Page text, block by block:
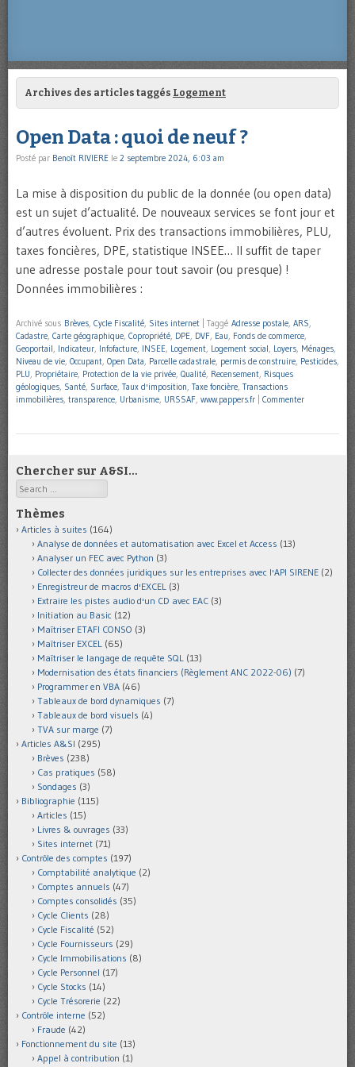
Archives des articles taggés Logement
Open Data : quoi de neuf ?
Posté par Benoît RIVIERE le 2 septembre 2024, 6:03 am
La mise à disposition du public de la donnée (ou open data)
est un sujet d’actualité. De nouveaux services se font jour et
d’autres évoluent. Prix des transactions immobilières, PLU,
taxes foncières, DPE, statistique INSEE… Il suffit de taper
une adresse postale pour tout savoir (ou presque) !
Données immobilières :
Archivé sous Brèves, Cycle Fiscalité, Sites internet Taggé Adresse postale, ARS,
Cadastre, Carte géographique, Copropriété, DPE, DVF, Eau, Fonds de commerce,
Geoportail, Indicateur, Infofacture, INSEE, Logement, Logement social, Loyers, Ménages,
Niveau de vie, Occupant, Open Data, Parcelle cadastrale, permis de construire, Pesticides,
PLU, Propriétaire, Protection de la vie privée, Qualité, Recensement, Risques
géologiques, Santé, Surface, Taux d'imposition, Taxe foncière, Transactions
immobilières, transparence, Urbanisme, URSSAF, www.pappers.fr Commenter
Chercher sur A&SI…
Search
Thèmes
Articles à suites (164)
Analyse de données et automatisation avec Excel et Access (13)
Analyser un FEC avec Python (3)
Collecter des données juridiques sur les entreprises avec l'API SIRENE (2)
Enregistreur de macros d'EXCEL (3)
Extraire les pistes audio d'un CD avec EAC (3)
Initiation au Basic (12)
Maîtriser ETAFI CONSO (3)
Maîtriser EXCEL (65)
Maîtriser le langage de requête SQL (13)
Modernisation des états financiers (Règlement ANC 2022-06) (7)
Programmer en VBA (46)
Tableaux de bord dynamiques (7)
Tableaux de bord visuels (4)
TVA sur marge (7)
Articles A&SI (295)
Brèves (238)
Cas pratiques (58)
Sondages (3)
Bibliographie (115)
Articles (15)
Livres & ouvrages (33)
Sites internet (71)
Contrôle des comptes (197)
Comptabilité analytique (2)
Comptes annuels (47)
Comptes consolidés (35)
Cycle Clients (28)
Cycle Fiscalité (52)
Cycle Fournisseurs (29)
Cycle Immobilisations (8)
Cycle Personnel (17)
Cycle Stocks (14)
Cycle Trésorerie (22)
Contrôle interne (52)
Fraude (42)
Fonctionnement du site (13)
Appel à contribution (1)